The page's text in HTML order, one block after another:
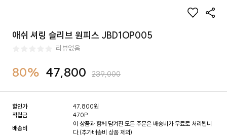
애쉬 셔링 슬리브 원피스 JBD1OP005
리뷰없음
80% 47,800 239,000
할인가 47,800원
적립금
470P
배송비
이 상품과 함께 담겨진 모든 주문은 배송비가 무료로 처리됩니
다.(추가배송비 상품 제외)